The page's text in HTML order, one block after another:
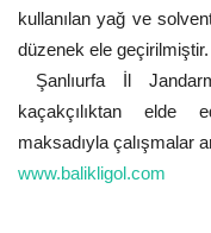
İletişim
Kültür Sanat
kullanılan yağ ve
düzenek ele geçirilmiştir.
Şanlıurfa İl
kaçakçılıktan elde
maksadıyla çalışmalar
www.balikligol.com